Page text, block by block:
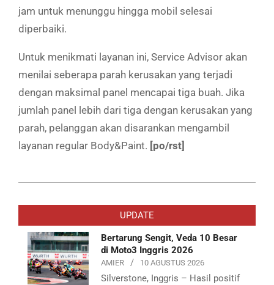
jam untuk menunggu hingga mobil selesai
diperbaiki.
Untuk menikmati layanan ini, Service Advisor akan
menilai seberapa parah kerusakan yang terjadi
dengan maksimal panel mencapai tiga buah. Jika
jumlah panel lebih dari tiga dengan kerusakan yang
parah, pelanggan akan disarankan mengambil
layanan regular Body&Paint. [po/rst]
10-
UPDATE
Bertarung Sengit, Veda 10 Besar
di Moto3 Inggris 2026
AMIER 10 AGUSTUS 2026
Silverstone, Inggris – Hasil positif